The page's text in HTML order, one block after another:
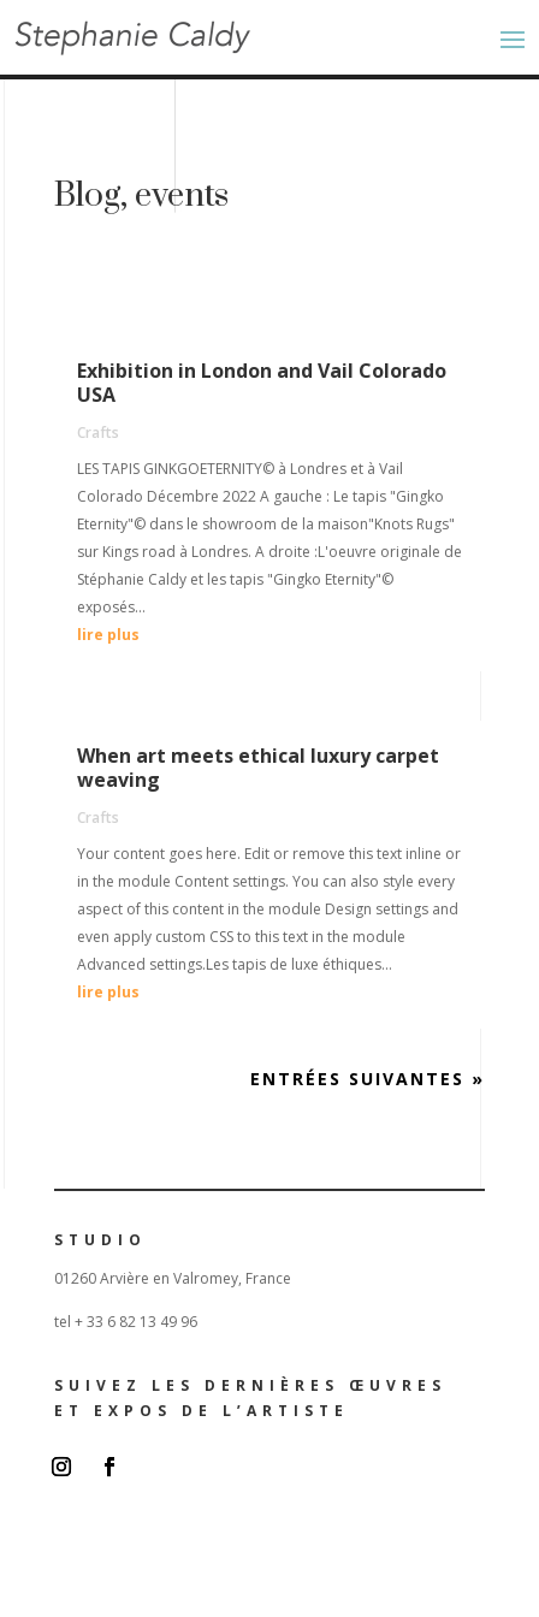
Blog, events
Exhibition in London and Vail Colorado
USA
Crafts
LES TAPIS GINKGOETERNITY© à Londres et à Vail
Colorado Décembre 2022 A gauche : Le tapis "Gingko
Eternity"© dans le showroom de la maison"Knots Rugs"
sur Kings road à Londres. A droite :L'oeuvre originale de
Stéphanie Caldy et les tapis "Gingko Eternity"©
exposés...
lire plus
When art meets ethical luxury carpet
weaving
Crafts
Your content goes here. Edit or remove this text inline or
in the module Content settings. You can also style every
aspect of this content in the module Design settings and
even apply custom CSS to this text in the module
Advanced settings.Les tapis de luxe éthiques...
lire plus
ENTRÉES SUIVANTES »
STUDIO
01260 Arvière en Valromey, France
tel + 33 6 82 13 49 96
SUIVEZ LES DERNIÈRES ŒUVRES
ET EXPOS DE L’ARTISTE